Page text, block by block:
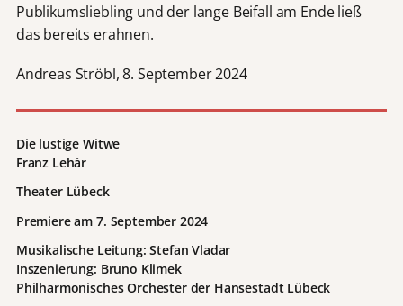
Publikumsliebling und der lange Beifall am Ende ließ
das bereits erahnen.
Andreas Ströbl, 8. September 2024
Die lustige Witwe
Franz Lehár
Theater Lübeck
Premiere am 7. September 2024
Musikalische Leitung: Stefan Vladar
Inszenierung: Bruno Klimek
Philharmonisches Orchester der Hansestadt Lübeck